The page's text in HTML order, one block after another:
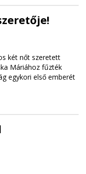
két nőt szeretett
Máriához fűzték
egykori első emberét